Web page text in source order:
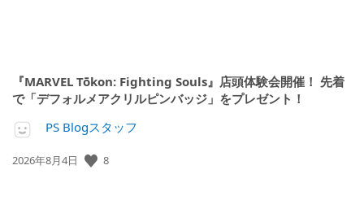
『MARVEL Tōkon: Fighting Souls』店頭体験会開催！ 先着
で「デフォルメアクリルピンバッジ」をプレゼント！
PS Blogスタッフ
公
2026年8月4日 8